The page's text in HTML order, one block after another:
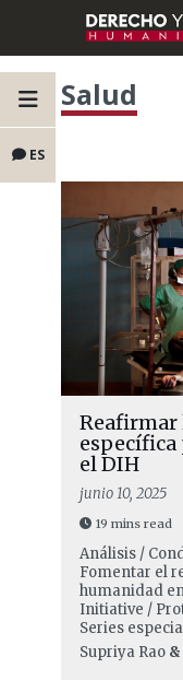
ES
Salud
Reafirmar
el DIH
junio 10, 2025
19 mins read
Análisis /
Fomentar el
humanidad
Initiative /
Series
Supriya Rao&